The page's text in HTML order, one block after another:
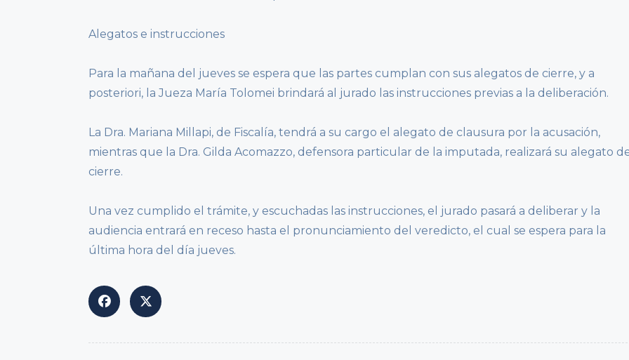
Alegatos e instrucciones
Para la mañana del jueves se espera que las partes cumplan con sus alegatos de cierre, y a
posteriori, la Jueza María Tolomei brindará al jurado las instrucciones previas a la deliberación.
La Dra. Mariana Millapi, de Fiscalía, tendrá a su cargo el alegato de clausura por la acusación,
mientras que la Dra. Gilda Acomazzo, defensora particular de la imputada, realizará su alegato
cierre.
Una vez cumplido el trámite, y escuchadas las instrucciones, el jurado pasará a deliberar y la
audiencia entrará en receso hasta el pronunciamiento del veredicto, el cual se espera para la
última hora del día jueves.